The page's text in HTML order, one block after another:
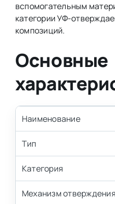
вспомогательным
категории УФ-
композиций.
Основные
Наименование
Тип
Категория
Механизм отверждения